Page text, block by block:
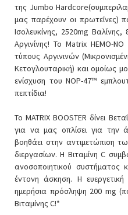
της Jumbo
μας παρέχουν οι πρωτεΐνες)
Ισολευκίνης, 2520mg
Αργινίνης! Το Matrix HEMO-
τύπους Αργινινών
Κετογλουταρική) και ομοίως
ενίσχυση του NOP-47™
πεπτίδια!
Το MATRIX BOOSTER δίνει
για να μας οπλίσει για την
βοηθάει στην αντιμετώπιση
διεργασίων. Η Βιταμίνη C
ανοσοποιητικού
έντονη άσκηση. Η
ημερήσια πρόσληψη 200 mg
Βιταμίνης C!*